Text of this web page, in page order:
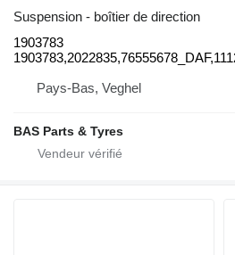
Suspension - boîtier de direction
1903783
Pays-Bas, Veghel
BAS Parts & Tyres